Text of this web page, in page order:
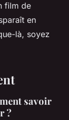
film de
en
là, soyez
savoir
?